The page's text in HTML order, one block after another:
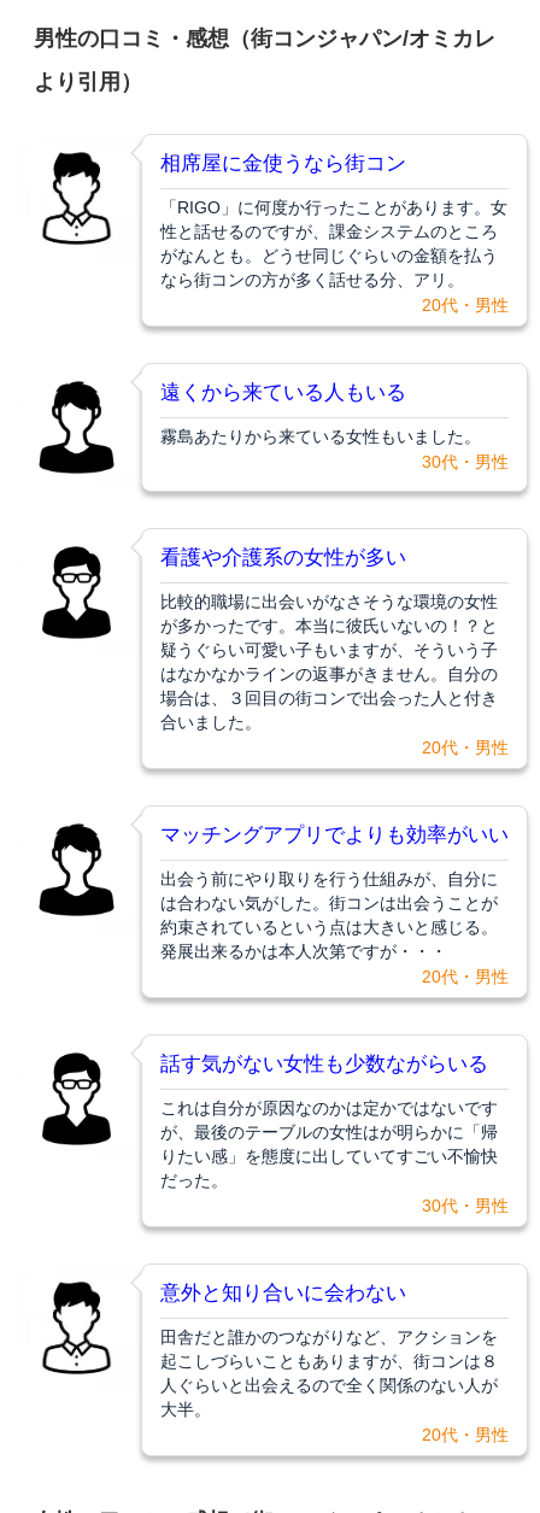
男性の口コミ・感想（街コンジャパン/オミカレ
より引用）
相席屋に金使うなら街コン
「RIGO」に何度か行ったことがあります。女
性と話せるのですが、課金システムのところ
がなんとも。どうせ同じぐらいの金額を払う
なら街コンの方が多く話せる分、アリ。
20代・男性
遠くから来ている人もいる
霧島あたりから来ている女性もいました。
30代・男性
看護や介護系の女性が多い
比較的職場に出会いがなさそうな環境の女性
が多かったです。本当に彼氏いないの！？と
疑うぐらい可愛い子もいますが、そういう子
はなかなかラインの返事がきません。自分の
場合は、３回目の街コンで出会った人と付き
合いました。
20代・男性
マッチングアプリでよりも効率がいい
出会う前にやり取りを行う仕組みが、自分に
は合わない気がした。街コンは出会うことが
約束されているという点は大きいと感じる。
発展出来るかは本人次第ですが・・・
20代・男性
話す気がない女性も少数ながらいる
これは自分が原因なのかは定かではないです
が、最後のテーブルの女性はが明らかに「帰
りたい感」を態度に出していてすごい不愉快
だった。
30代・男性
意外と知り合いに会わない
田舎だと誰かのつながりなど、アクションを
起こしづらいこともありますが、街コンは８
人ぐらいと出会えるので全く関係のない人が
大半。
20代・男性